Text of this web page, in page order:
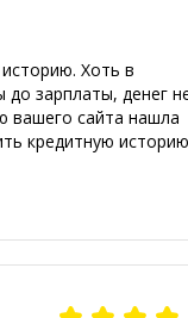
Хоть в
зарплаты, денег
вашего сайта нашла
кредитную